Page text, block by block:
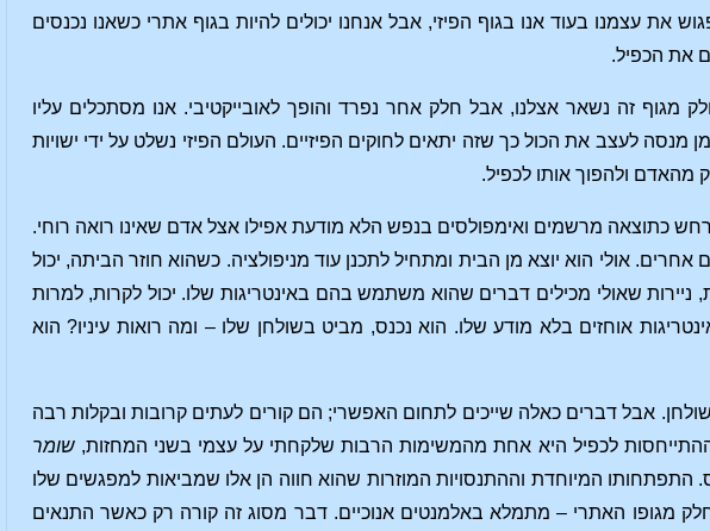
את עצמנו בעוד אנו בגוף הפיזי, אבל אנחנו יכולים להיות בגוף אתרי כשאנו נכנסים
את הכפיל.
מגוף זה נשאר אצלנו, אבל חלק אחר נפרד והופך לאובייקטיבי. אנו מסתכלים עליו
לעצב את הכול כך שזה יתאים לחוקים הפיזיים. העולם הפיזי נשלט על ידי ישויות
מהאדם ולהפוך אותו לכפיל.
כתוצאה מרשמים ואימפולסים בנפש הלא מודעת אפילו אצל אדם שאינו רואה רוחי.
אולי הוא יוצא מן הבית ומתחיל לתכנן עוד מניפולציה. כשהוא חוזר הביתה, יכול
שאולי מכילים דברים שהוא משתמש בהם באינטריגות שלו. יכול לקרות, למרות
אוחזים בלא מודע שלו. הוא נכנס, מביט בשולחן שלו – ומה רואות עיניו? הוא
אבל דברים כאלה שייכים לתחום האפשרי; הם קורים לעתים קרובות ובקלות רבה
לכפיל היא אחת מהמשימות הרבות שלקחתי על עצמי בשני המחזות,שומר
התפתחותו המיוחדת וההתנסויות המוזרות שהוא חווה הן אלו שמביאות למפגשים שלו
מגופו האתרי – מתמלא באלמנטים אנוכיים. דבר מסוג זה קורה רק כאשר התנאים